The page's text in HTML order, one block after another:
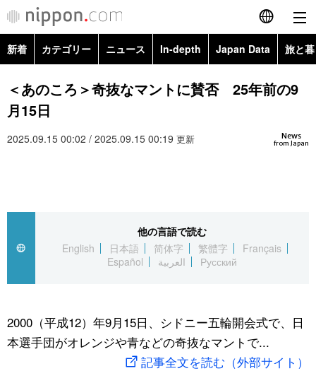
English
简体字
Русский
カテゴリー
経済・ビジネス
国際
文化
トップ
アーカイブ
In-depth
Japan Data
動画/Live
新着 カテゴリー ニュース In-depth Japan Data 旅と
政治・外交
経済・ビジネス
スポーツ・東京2020
Topics
＜あのころ＞奇抜なマントに賛否 25年前の9
月15日
News
from Japan
2025.09.15 00:02 / 2025.09.15 00:19 更新
他の言語で読む
English
日本語 简体字 繁體字
Français
Español
العربية Русский
2000（平成12）年9月15日、シドニー五輪開会式で、日
本選手団がオレンジや青などの奇抜なマントで...
記事全文を読む（外部サイト）